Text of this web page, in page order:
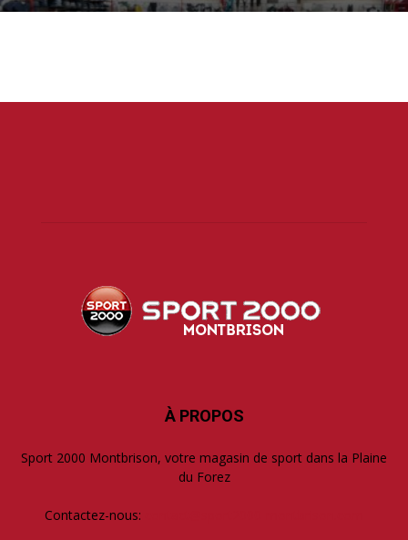
À PROPOS
Sport 2000 Montbrison, votre magasin de sport dans la Plaine
du Forez
Contactez-nous: